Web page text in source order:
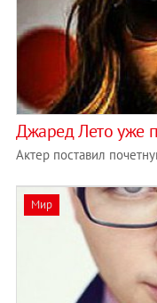
Джаред Лето уже
Актер поставил
Мир